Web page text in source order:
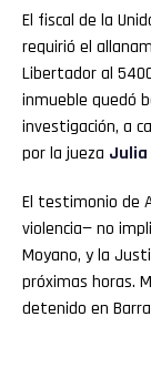
El fiscal de la
requirió el
Libertador al
inmueble quedó
investigación, a
por la jueza Julia
El testimonio de
violencia— no
Moyano, y la
próximas horas.
detenido en